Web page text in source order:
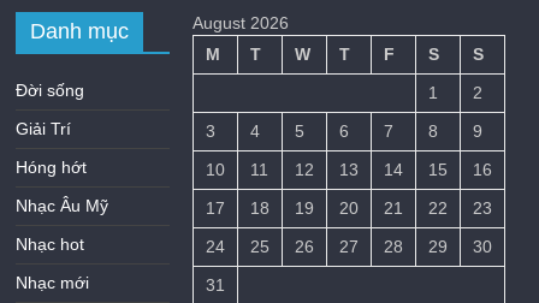
Danh mục
Đời sống
Giải Trí
Hóng hớt
Nhạc Âu Mỹ
Nhạc hot
Nhạc mới
August 2026
M
T W T F S
S
1
2
3
4 5 6 7 8
9
10
11 12 13 14 15
16
17
18 19 20 21 22
23
24
25 26 27 28 29
30
31